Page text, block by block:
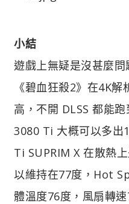
小結
遊戲上無疑是沒甚麼
《碧血狂殺2》在4K
高，不開 DLSS 都能
3080 Ti 大概可以多出
Ti SUPRIM X 在散熱
以維持在77度，Hot
體溫度76度，風扇轉